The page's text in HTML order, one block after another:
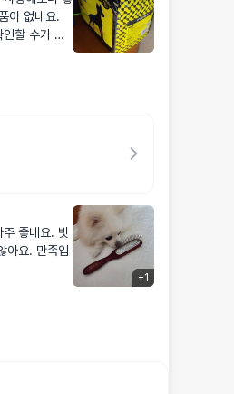
이 없네요.
할 수가 없
좋네요. 빗
아요. 만족입
+1